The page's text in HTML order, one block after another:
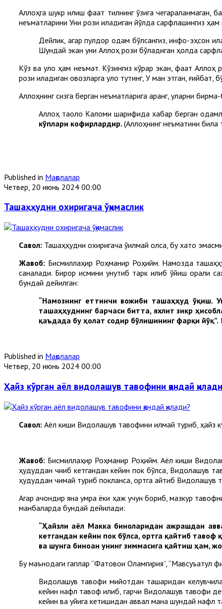
Аллоҳга шукр қилиш фақат тилнинг ўзига чегараланмаган,
неъматларини Уни рози қиладиган йўлда сарфлашингиз
Дейлик, агар пулдор одам бўлсангиз, инфоқ-эҳсон
Шундай экан уни Аллоҳ рози бўладиган ҳолда
Кўз ва қулоқ ҳам неъмат. Кўзингиз кўрар экан, фақат
рози қиладиган овозларга қулоқ тутинг, У ман этган, ғийбат,
Аллоҳнинг сизга берган неъматларига қаранг, уларни
Аллоҳ таоло Каломи шарифида хабар берган
кўплари кофирлардир. (Аллоҳнинг неъматини била
Published in Мақолалар
Четвер, 20 июнь 2024 00:00
Ташаҳҳудни охиригача ўқимаслик
Cавол: Ташаҳҳудни охиригача ўқилмай қолса, бу хато
Жавоб: Бисмиллаҳир Роҳманир Роҳийм. Намозда
саналади. Бирор қисмини унутиб тарк қилиб қўйиш
бундай дейилган:
“Намознинг еттинчи вожиби ташаҳҳуд ўқиш.
ташаҳҳуднинг барчаси битта, яхлит зикр
қаъдада бу ҳолат содир бўлишининг фарқи йўқ”.
Published in Мақолалар
Четвер, 20 июнь 2024 00:00
Ҳайз кўрган аёл видолашув тавофини қандай
Cавол: Аёл киши Видолашув тавофини қилмай туриб, ҳайз
Жавоб: Бисмиллаҳир Роҳманир Роҳийм. Аёл киши
ҳудуддан чиқиб кетгандан кейин пок бўлса, Видолашув
ҳудуддан чиқмай туриб покланса, ортга қайтиб
Агар қачондир яна умра ёки ҳаж учун бориб, мазкур
манбаларда бундай дейилади:
“Ҳайзли аёл Макка биноларидан ажрашдан
кетгандан кейин пок бўлса, ортга қайтиб
ва шунга биноан унинг зиммасига қайтиш ҳам,
Бу маънодаги гаплар “Фатовои Оламгирия”, “Мавсуъатул
Видолашув тавофи мийқотдан ташқаридан
кейин нафл тавоф қилиб, гарчи Видолашув тавофи
кейин ва уйига кетишидан аввал мана шундай нафл